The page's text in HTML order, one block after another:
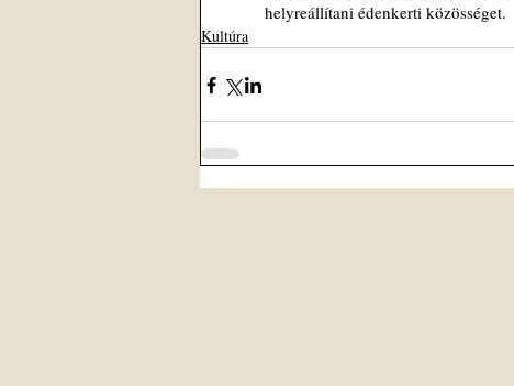
helyreállítani édenkerti közösséget.
Kultúra